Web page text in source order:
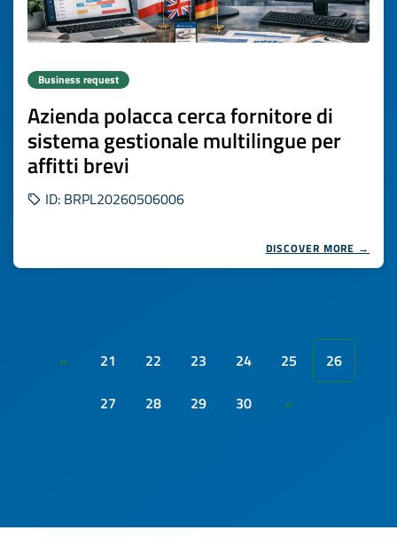
Business request
Azienda polacca cerca fornitore di
sistema gestionale multilingue per
affitti brevi
ID: BRPL20260506006
DISCOVER MORE →
« 21 22 23 24 25
26
27
28 29 30 »